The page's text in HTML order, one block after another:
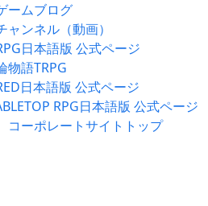
ームブログ
ンネル（動画）
日本語版 公式ページ
物語TRPG
日本語版 公式ページ
RPG日本語版 公式ページ
ーポレートサイトトップ